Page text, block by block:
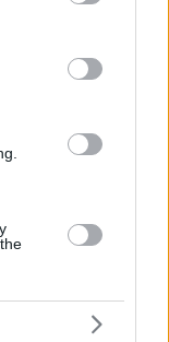
party tags to
in below Google
Candy